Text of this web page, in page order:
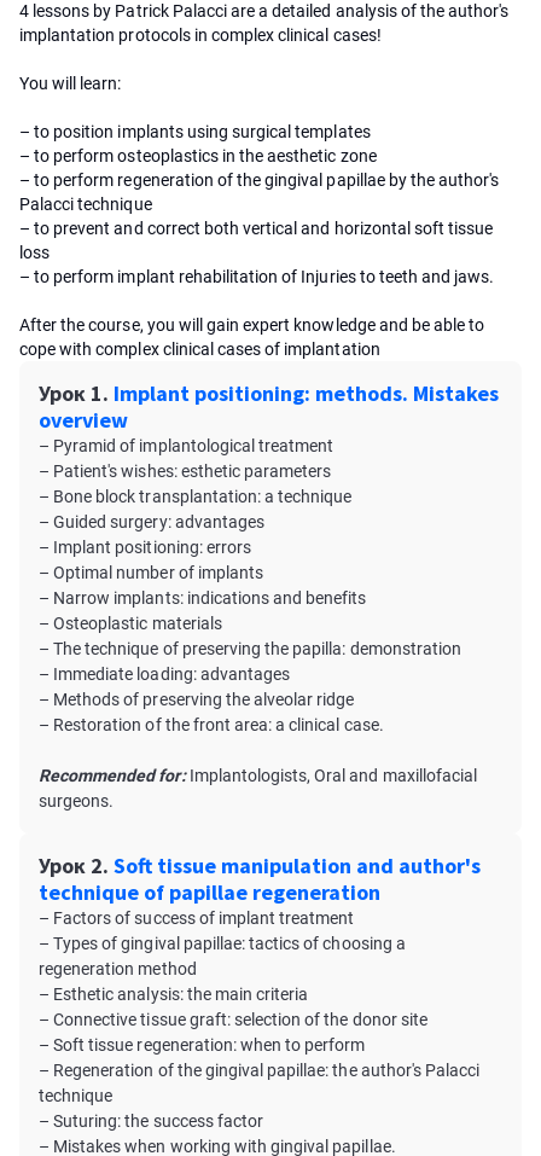
4 lessons by Patrick Palacci are a detailed analysis of the author's
implantation protocols in complex clinical cases!
You will learn:
– to position implants using surgical templates
– to perform osteoplastics in the aesthetic zone
– to perform regeneration of the gingival papillae by the author's
Palacci technique
– to prevent and correct both vertical and horizontal soft tissue
loss
– to perform implant rehabilitation of Injuries to teeth and jaws.
After the course, you will gain expert knowledge and be able to
cope with complex clinical cases of implantation
Урок 1. Implant positioning: methods. Mistakes
overview
– Pyramid of implantological treatment
– Patient's wishes: esthetic parameters
– Bone block transplantation: a technique
– Guided surgery: advantages
– Implant positioning: errors
– Optimal number of implants
– Narrow implants: indications and benefits
– Osteoplastic materials
– The technique of preserving the papilla: demonstration
– Immediate loading: аdvantages
– Methods of preserving the alveolar ridge
– Restoration of the front area: a clinical case.
Recommended for:Implantologists, Oral and maxillofacial
surgeons.
Урок 2. Soft tissue manipulation and author's
technique of papillae regeneration
– Factors of success of implant treatment
– Types of gingival papillae: tactics of choosing a
regeneration method
– Еsthetic analysis: the main criteria
– Connective tissue graft: selection of the donor site
– Soft tissue regeneration: when to perform
– Regeneration of the gingival papillae: the author's Palacci
technique
– Suturing: the success factor
– Mistakes when working with gingival papillae.